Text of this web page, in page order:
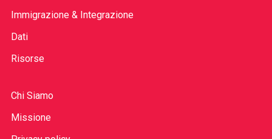
Immigrazione & Integrazione
Dati
Risorse
Chi Siamo
Missione